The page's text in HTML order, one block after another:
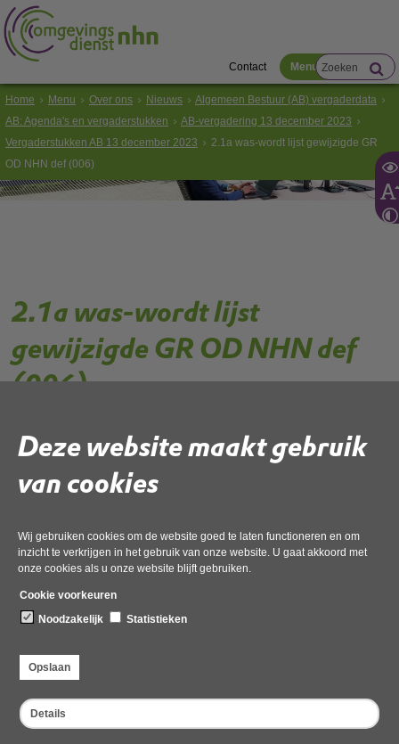
Deze website maakt gebruik
van cookies
Wij gebruiken cookies om de website goed te laten functioneren en om
inzicht te verkrijgen in het gebruik van onze website. U gaat akkoord met
onze cookies als u onze website blijft gebruiken.
Cookie voorkeuren
Noodzakelijk
Statistieken
Opslaan
Details
Contact Menu
Home Menu Over ons Nieuws
Algemeen Bestuur (AB) vergaderdata
AB: Agenda's en vergaderstukken
AB-vergadering 13 december 2023
Vergaderstukken AB 13 december 2023
2.1a was-wordt lijst gewijzigde GR
OD NHN def (006)
2.1a was-wordt lijst
gewijzigde GR OD NHN def
(006)
Gebruik de onderstaande link om het document te downloaden.
07 december 2023,pdf, 235kB
Deel deze pagina
Bezoekadres
Dampten 2, 1624 NR Hoorn